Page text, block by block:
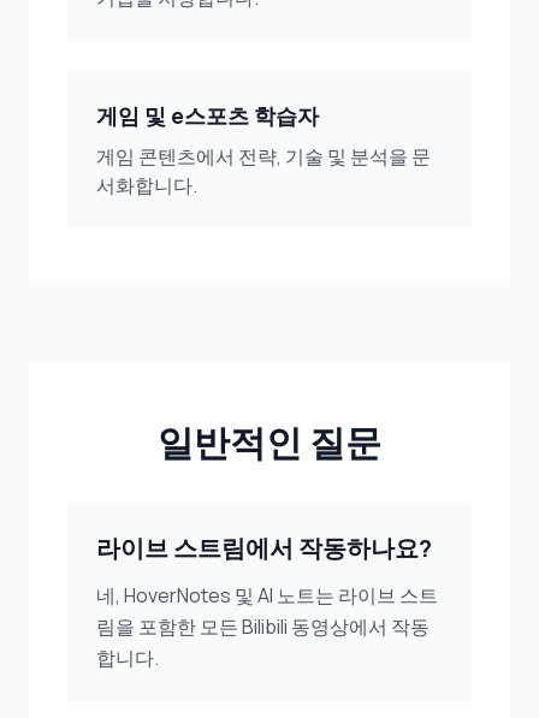
게임 및 e스포츠 학습자
게임 콘텐츠에서 전략, 기술 및 분석을 문
서화합니다.
일반적인 질문
라이브 스트림에서 작동하나요?
네, HoverNotes 및 AI 노트는 라이브 스트
림을 포함한 모든 Bilibili 동영상에서 작동
합니다.